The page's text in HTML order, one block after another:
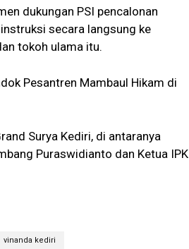
dukungan PSI pencalonan
secara langsung ke
tokoh ulama itu.
Pesantren Mambaul Hikam di
Surya Kediri, di antaranya
Puraswidianto dan Ketua IPK
vinanda kediri